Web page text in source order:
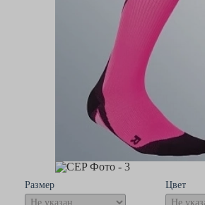
Размер Цвет